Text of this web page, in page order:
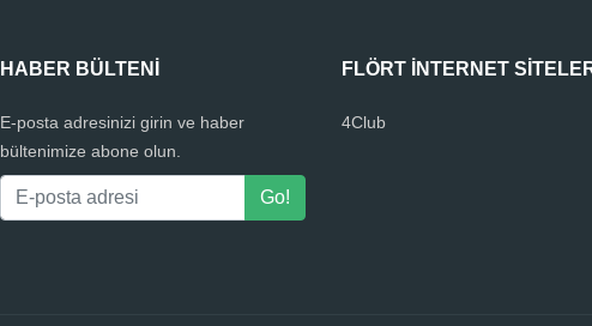
HABER BÜLTENI
E-posta adresinizi girin ve haber
bültenimize abone olun.
FLÖRT INTERNET
4Club